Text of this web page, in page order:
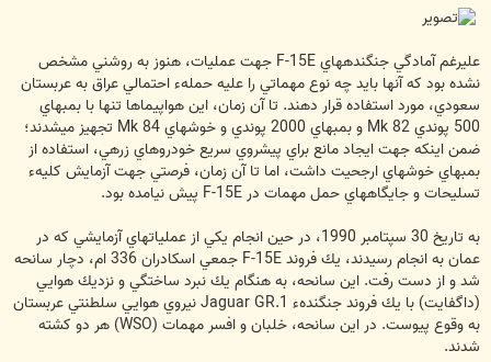
عليرغم آمادگي جنگنده‏هاي F-15E جهت عمليات، هنوز به روشني مشخص
نشده بود كه آنها بايد چه نوع مهماتي را عليه حملهء احتمالي عراق به عربستان
سعودي، مورد استفاده قرار دهند. تا آن زمان، اين هواپيماها تنها با بمب‏هاي
500 پوندي Mk 82 و بمب‏هاي 2000 پوندي و خوشه‏اي Mk 84 تجهيز مي‏شدند؛
ضمن اينكه جهت ايجاد مانع براي پيشروي سريع خودروهاي زرهي، استفاده از
بمب‏هاي خوشه‏اي ارجحيت داشت، اما تا آن زمان، فرصتي جهت آزمايش كليهء
تسليحات و جايگاههاي حمل مهمات در F-15E پيش نيامده بود.
به تاريخ 30 سپتامبر 1990، در حين انجام يكي از عملياتهاي آزمايشي كه در
عمان به انجام رسيدند، يك فروند F-15E جمعي اسكادران 336 ام، دچار سانحه
شد و از دست رفت. اين سانحه، به هنگام يك نبرد ساختگي و نزديك هوايي
(داگ‏فايت) با يك فروند جنگندهء Jaguar GR.1 نيروي هوايي سلطنتي عربستان
به وقوع پيوست. در اين سانحه، خلبان و افسر مهمات (WSO) هر دو كشته
شدند.